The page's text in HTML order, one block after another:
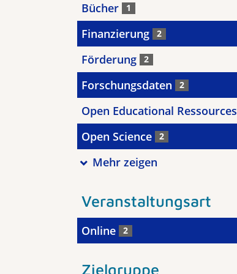
Bücher 1
Finanzierung 2
Förderung 2
Forschungsdaten 2
Open Educational Ressources
Open Science 2
Mehr zeigen
Veranstaltungsart
Online 2
Zielgruppe